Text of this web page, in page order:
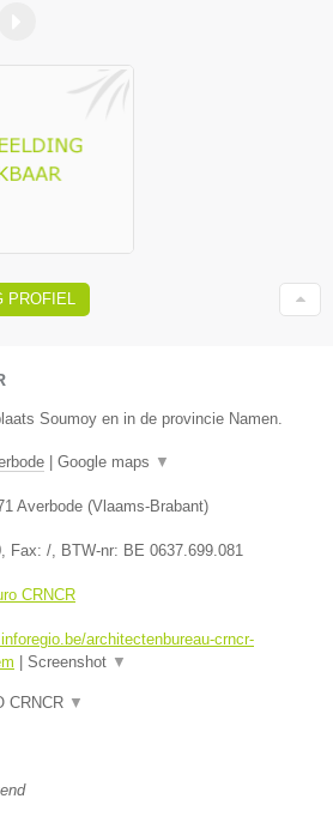
PROFIEL
Soumoy en in de provincie Namen.
Google maps ▼
Averbode (Vlaams-Brabant)
, Fax: /, BTW-nr: BE 0637.699.081
CRNCR
architectenbureau-crncr-
Screenshot ▼
CRNCR ▼